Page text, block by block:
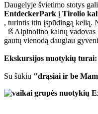
Daugelyje švietimo stotys
EntdeckerPark į Tirolio
, turintis itin įspūdingą kelią.
iš Alpinolino kalnų vadovas
gautų vienodą daugiau
Ekskursijos nuotykių turai:
Su šūkiu "drąsiai ir be